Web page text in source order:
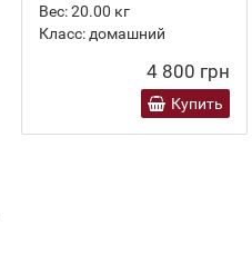
Вес:20.00 кг
Класс:домашний
4 800 грн
Купить